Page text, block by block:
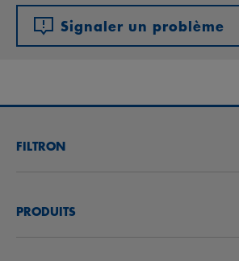
Signaler un problème
FILTRON
TROUVEZ UN DISTRIBUTEUR
PRODUITS